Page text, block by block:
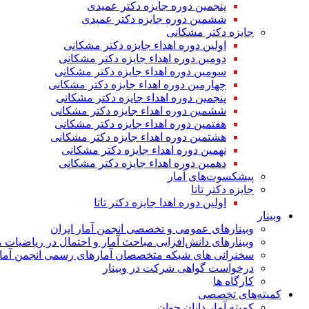
پنجمین دوره جایزه دکتر عمیدی
ششمین دوره جایزه دکتر عمیدی
جایزه دکتر مشکانی
اولین دوره اهداء جایزه دکتر مشکانی
دومین دوره اهداء جایزه دکتر مشکانی
سومین دوره اهداء جایزه دکتر مشکانی
چهارمین دوره اهداء جایزه دکتر مشکانی
پنجمین دوره اهداء جایزه دکتر مشکانی
ششمین دوره اهداء جایزه دکتر مشکانی
هفتمین دوره اهداء جایزه دکتر مشکانی
هشتمین دوره اهداء جایزه دکتر مشکانی
نهمین دوره اهداء جایزه دکتر مشکانی
دهمین دوره اهداء جایزه دکتر مشکانی
پیشکسوت‌های آمار
جایزه دکتر تاتا
اولین دوره اهدا جایزه دکتر تاتا
وبینار
وبینارهای عمومی و تخصصی انجمن آمار ایران
وبینارهای دانش‌افزایی مباحث آمار و احتمال در
سخنرانی های شبکه متخصصان آمارهای رسمی انجمن
درخواست گواهی شرکت در وبینار
کارگاه ها
کمیته‌های تخصصی